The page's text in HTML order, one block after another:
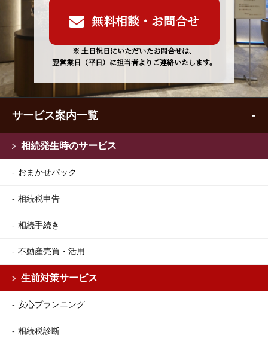
無料相談・お問合せ
※ 土日祝日にいただいたお問合せは、
翌営業日（平日）に担当者よりご連絡いたします。
サービス案内一覧
相続発生時のサービス
おまかせパック
相続税申告
相続手続き
不動産売買・活用
生前対策サービス
安心プランニング
相続税診断